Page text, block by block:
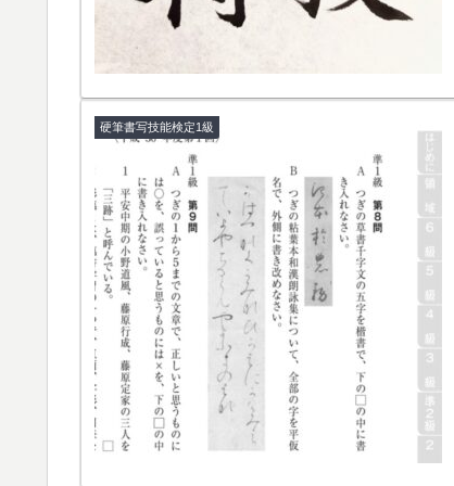
硬筆書写技能検定1級